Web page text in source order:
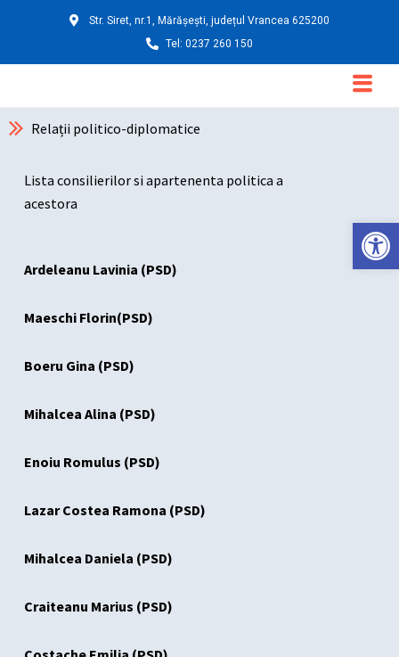
Deschide
Str. Siret, nr.1, Mărășești, județul Vrancea 625200
Tel: 0237 260 150
Main
Menu
Relații politico-diplomatice
Lista consilierilor si apartenenta politica a
acestora
Ardeleanu Lavinia (PSD)
Maeschi Florin(PSD)
Boeru Gina (PSD)
Mihalcea Alina (PSD)
Enoiu Romulus (PSD)
Lazar Costea Ramona (PSD)
Mihalcea Daniela (PSD)
Craiteanu Marius (PSD)